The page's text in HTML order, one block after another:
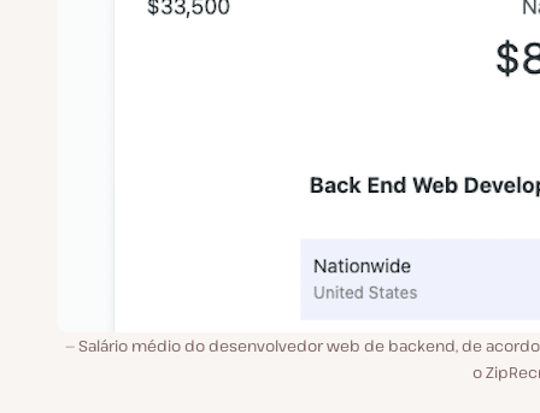
Salário médio do desenvolvedor web de backend, de
o